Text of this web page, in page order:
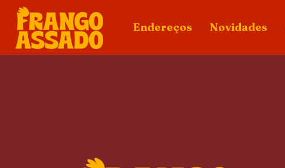
Endereços Novidades